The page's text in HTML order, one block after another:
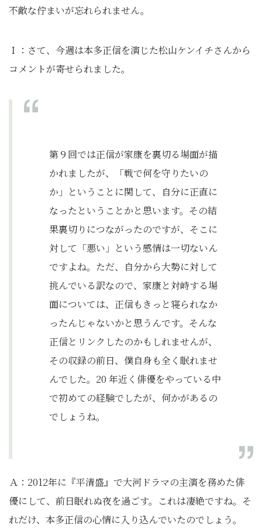
不敵な佇まいが忘れられません。
Ｉ：さて、今週は本多正信を演じた松山ケンイチさんから
コメントが寄せられました。
第９回では正信が家康を裏切る場面が描
かれましたが、「戦で何を守りたいの
か」ということに関して、自分に正直に
なったということかと思います。その結
果裏切りにつながったのですが、そこに
対して「悪い」という感情は一切ないん
ですよね。ただ、自分から大勢に対して
挑んでいる訳なので、家康と対峙する場
面については、正信もきっと寝られなか
ったんじゃないかと思うんです。そんな
正信とリンクしたのかもしれませんが、
その収録の前日、僕自身も全く眠れませ
んでした。20 年近く俳優をやっている中
で初めての経験でしたが、何かがあるの
でしょうね。
Ａ：2012年に『平清盛』で大河ドラマの主演を務めた俳
優にして、前日眠れぬ夜を過ごす。これは凄絶ですね。そ
れだけ、本多正信の心情に入り込んでいたのでしょう。